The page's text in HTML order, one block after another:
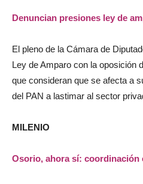
Denuncian presiones ley de
El pleno de la Cámara de
Ley de Amparo con la oposición
que consideran que se afecta a
del PAN a lastimar al sector
MILENIO
Osorio, ahora sí: coordinación